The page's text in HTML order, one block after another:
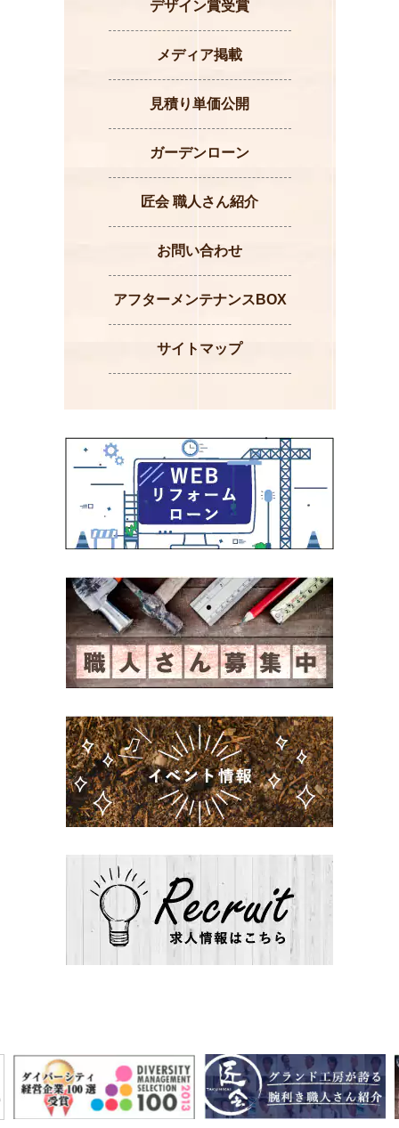
デザイン賞受賞
メディア掲載
見積り単価公開
ガーデンローン
匠会 職人さん紹介
お問い合わせ
アフターメンテナンスBOX
サイトマップ